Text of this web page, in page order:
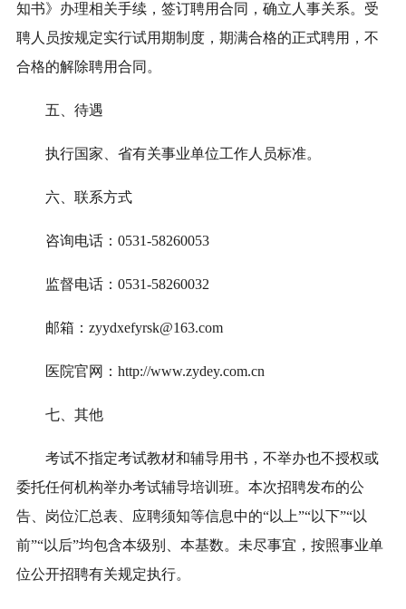
知书》办理相关手续，签订聘用合同，确立人事关系。受
聘人员按规定实行试用期制度，期满合格的正式聘用，不
合格的解除聘用合同。
五、待遇
执行国家、省有关事业单位工作人员标准。
六 、联系方式
咨询电话：0531-58260053
监督电话：0531-58260032
邮箱： zyydxefyrsk@163.com
医院官网：http://www.zydey.com.cn
七 、其他
考试不指定考试教材和辅导用书，不举办也不授权或
委托任何机构举办考试辅导培训班。本次招聘发布的公
告 、岗位汇总表、应聘须知等信息中的“以上”“以下”“以
前”“以后”均包含本级别、本基数。 未尽事宜，按照事业单
位公开招聘有关规定执行。